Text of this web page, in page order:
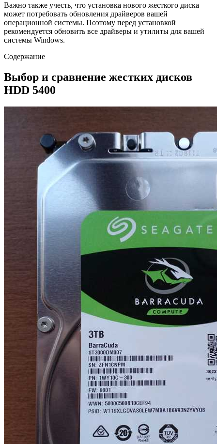
Важно также учесть, что установка нового жесткого диска
может потребовать обновления драйверов вашей
операционной системы. Поэтому перед установкой
рекомендуется обновить все драйверы и утилиты для вашей
системы Windows.
Содержание
Выбор и сравнение жестких дисков
HDD 5400